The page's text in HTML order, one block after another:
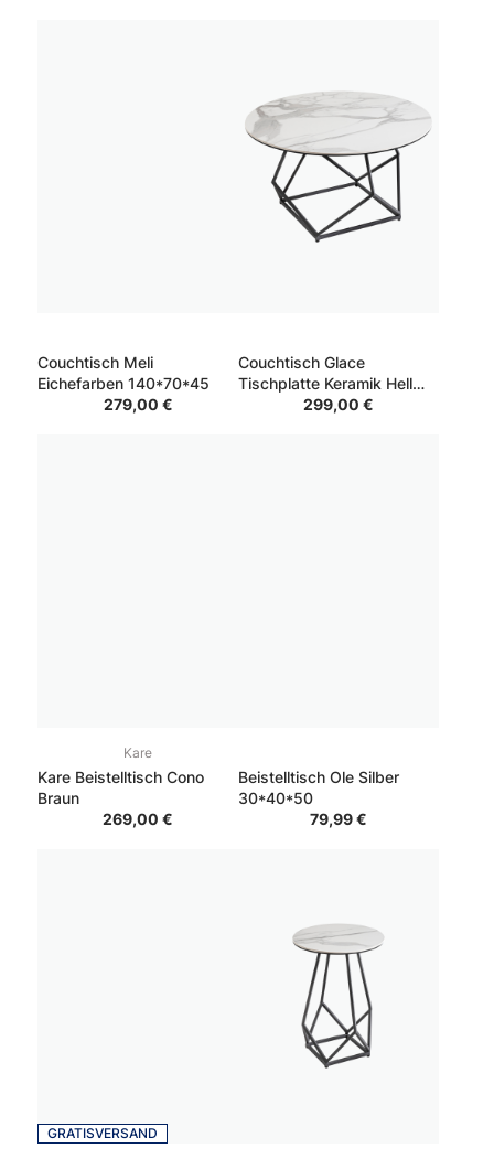
Couchtisch Meli
Eichefarben 140*70*45
279,00 €
Couchtisch Glace
Tischplatte Keramik Hell
Gestell Schwarz 80*80*40
299,00 €
Kare
Kare Beistelltisch Cono
Braun
269,00 €
Beistelltisch Ole Silber
30*40*50
79,99 €
GRATISVERSAND